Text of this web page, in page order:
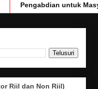
Pengabdian untuk
Riil dan Non Riil)